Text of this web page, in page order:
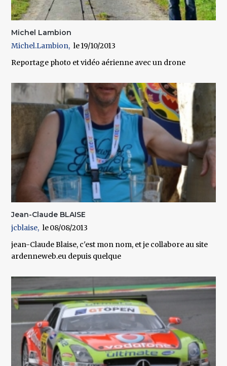
Michel Lambion
Michel.Lambion
19/10/2013
Reportage photo et vidéo aérienne avec un drone
Jean-Claude BLAISE
jcblaise
08/08/2013
jean-Claude Blaise, c'est mon nom, et je collabore au site
ardenneweb.eu depuis quelque